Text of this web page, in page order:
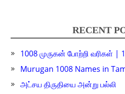
RECENT
1008 முருகன் போற்றி வரிகள் |
Murugan 1008 Names in
அட்சய திருதியை அன்று பல்லி